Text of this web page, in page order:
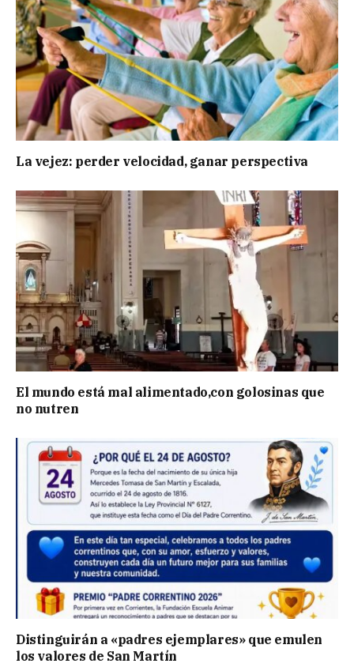
La vejez: perder velocidad, ganar perspectiva
El mundo está mal alimentado,con golosinas que
no nutren
Distinguirán a «padres ejemplares» que emulen
los valores de San Martín